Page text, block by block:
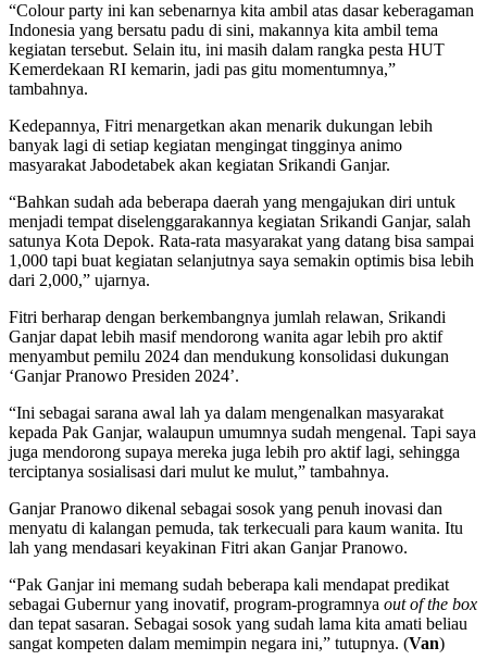
“Colour party ini kan sebenarnya kita ambil atas dasar keberagaman
Indonesia yang bersatu padu di sini, makannya kita ambil tema
kegiatan tersebut. Selain itu, ini masih dalam rangka pesta HUT
Kemerdekaan RI kemarin, jadi pas gitu momentumnya,”
tambahnya.
Kedepannya, Fitri menargetkan akan menarik dukungan lebih
banyak lagi di setiap kegiatan mengingat tingginya animo
masyarakat Jabodetabek akan kegiatan Srikandi Ganjar.
“Bahkan sudah ada beberapa daerah yang mengajukan diri untuk
menjadi tempat diselenggarakannya kegiatan Srikandi Ganjar, salah
satunya Kota Depok. Rata-rata masyarakat yang datang bisa sampai
1,000 tapi buat kegiatan selanjutnya saya semakin optimis bisa lebih
dari 2,000,” ujarnya.
Fitri berharap dengan berkembangnya jumlah relawan, Srikandi
Ganjar dapat lebih masif mendorong wanita agar lebih pro aktif
menyambut pemilu 2024 dan mendukung konsolidasi dukungan
‘Ganjar Pranowo Presiden 2024’.
“Ini sebagai sarana awal lah ya dalam mengenalkan masyarakat
kepada Pak Ganjar, walaupun umumnya sudah mengenal. Tapi saya
juga mendorong supaya mereka juga lebih pro aktif lagi, sehingga
terciptanya sosialisasi dari mulut ke mulut,” tambahnya.
Ganjar Pranowo dikenal sebagai sosok yang penuh inovasi dan
menyatu di kalangan pemuda, tak terkecuali para kaum wanita. Itu
lah yang mendasari keyakinan Fitri akan Ganjar Pranowo.
“Pak Ganjar ini memang sudah beberapa kali mendapat predikat
sebagai Gubernur yang inovatif, program-programnya out of the box
dan tepat sasaran. Sebagai sosok yang sudah lama kita amati beliau
sangat kompeten dalam memimpin negara ini,” tutupnya. (Van)